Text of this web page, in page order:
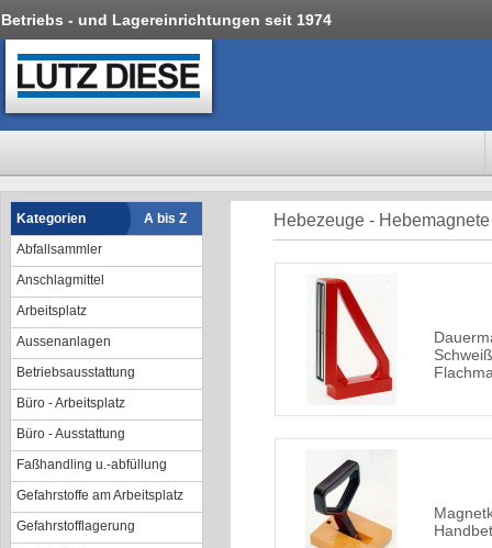
Betriebs - und Lagereinrichtungen seit 1974
Kategorien
A bis Z
Abfallsammler
Anschlagmittel
Arbeitsplatz
Aussenanlagen
Betriebsausstattung
Büro - Arbeitsplatz
Büro - Ausstattung
Faßhandling u.-abfüllung
Gefahrstoffe am Arbeitsplatz
Gefahrstofflagerung
Hebezeuge - Hebemagnete